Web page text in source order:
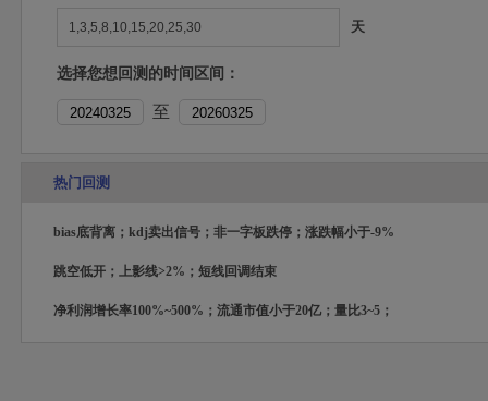
天
选择您想回测的时间区间：
至
热门回测
bias底背离；kdj卖出信号；非一字板跌停；涨跌幅小于-9%
跳空低开；上影线>2%；短线回调结束
净利润增长率100%~500%；流通市值小于20亿；量比3~5；